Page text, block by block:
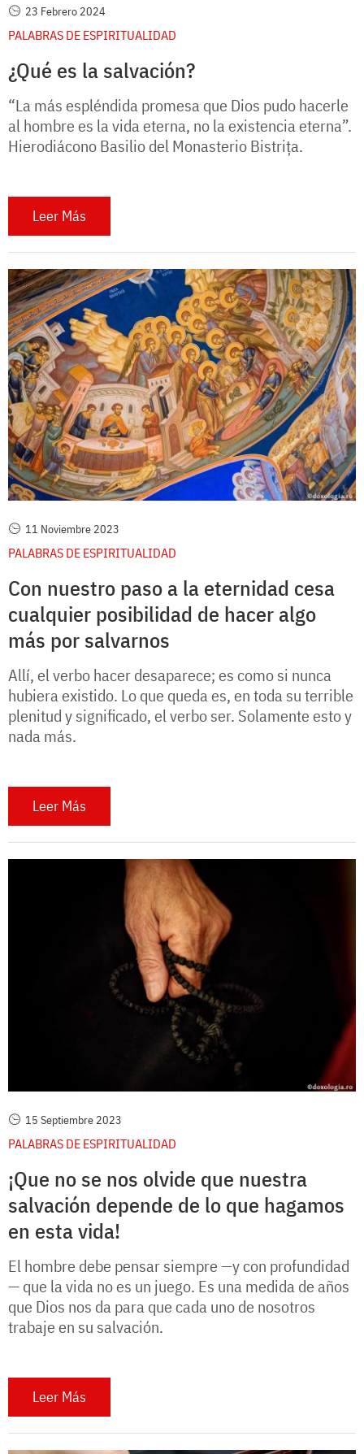
23 Febrero 2024
PALABRAS DE ESPIRITUALIDAD
¿Qué es la salvación?
“La más espléndida promesa que Dios pudo hacerle
al hombre es la vida eterna, no la existencia eterna”.
Hierodiácono Basilio del Monasterio Bistrița.
Leer Más
11 Noviembre 2023
PALABRAS DE ESPIRITUALIDAD
Con nuestro paso a la eternidad cesa
cualquier posibilidad de hacer algo
más por salvarnos
Allí, el verbo hacer desaparece; es como si nunca
hubiera existido. Lo que queda es, en toda su terrible
plenitud y significado, el verbo ser. Solamente esto y
nada más.
Leer Más
15 Septiembre 2023
PALABRAS DE ESPIRITUALIDAD
¡Que no se nos olvide que nuestra
salvación depende de lo que hagamos
en esta vida!
El hombre debe pensar siempre —y con profundidad
— que la vida no es un juego. Es una medida de años
que Dios nos da para que cada uno de nosotros
trabaje en su salvación.
Leer Más